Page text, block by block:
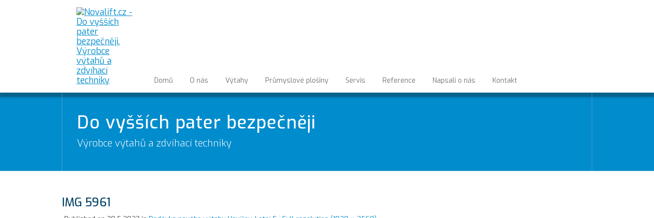
Domů O nás Výtahy Průmyslové plošiny Servis Reference Napsali o nás Kontakt
Do vyšších pater bezpečněji
Výrobce výtahů a zdvíhací techniky
IMG 5961